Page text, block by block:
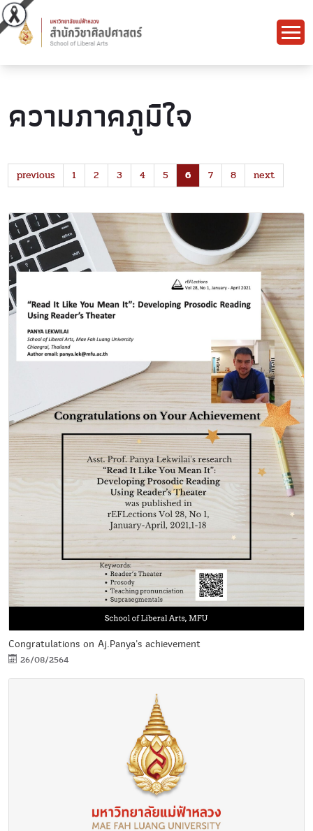
ความภาคภูมิใจ
previous 1 2 3 4 5 6 7 8 next
Congratulations on Aj.Panya's achievement
26/08/2564